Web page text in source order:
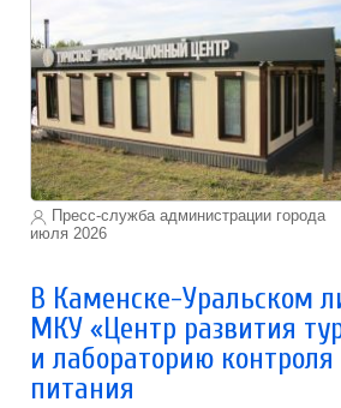
Пресс-служба администрации города
июля 2026
В Каменске-Уральском
МКУ «Центр развития
и лабораторию
питания